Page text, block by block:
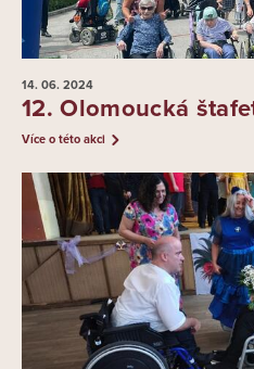
14. 06. 2024
12. Olomoucká
Více o této akci